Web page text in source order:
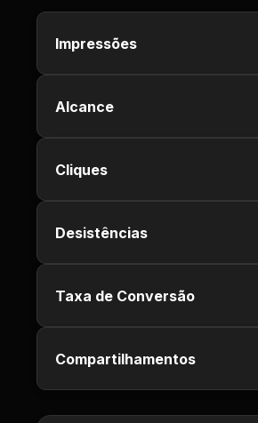
Impressões
Alcance
Cliques
Desistências
Taxa de Conversão
Compartilhamentos